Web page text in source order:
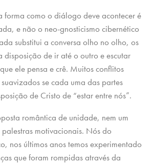
forma como o diálogo deve acontecer é
e não o neo-gnosticismo cibernético
substitui a conversa olho no olho, os
disposição de ir até o outro e escutar
ele pensa e crê. Muitos conflitos
se cada uma das partes
de Cristo de “estar entre nós”.
romântica de unidade, nem um
motivacionais. Nós do
nos últimos anos temos experimentado
que foram rompidas através da